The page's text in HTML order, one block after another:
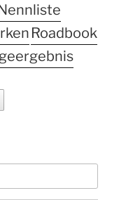
Roadbook